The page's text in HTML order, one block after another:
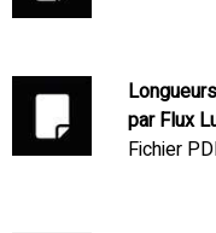
par Flux
Fichier